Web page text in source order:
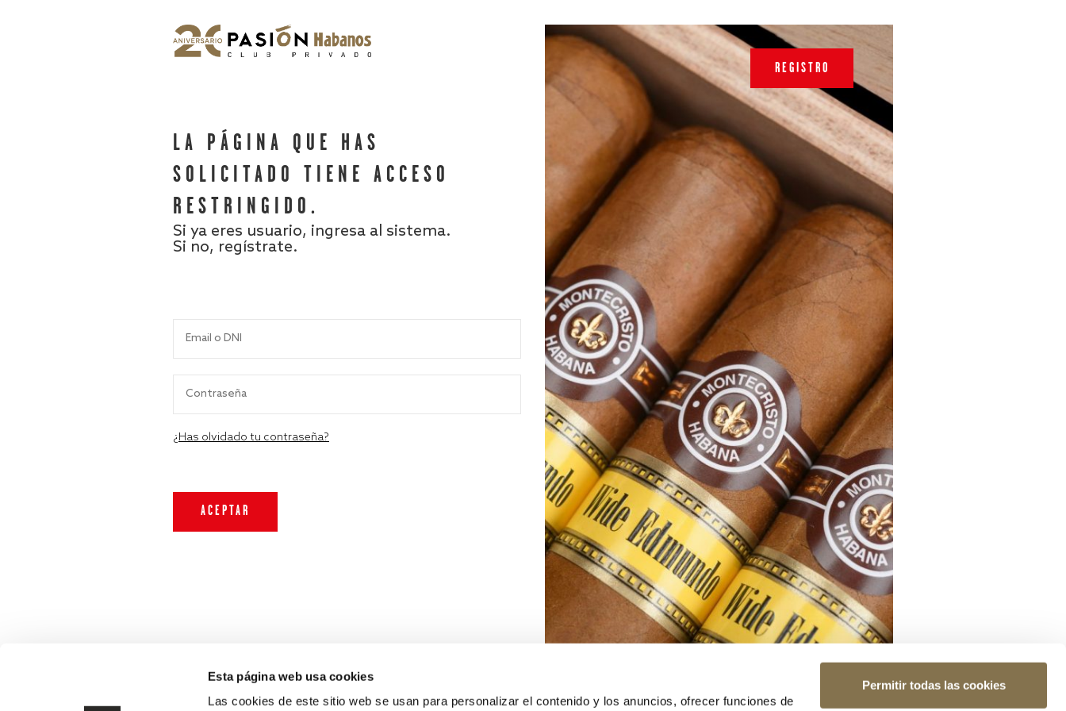
Esta página web usa cookies
Las cookies de este sitio web se usan para personalizar el contenido y los anuncios, ofrecer funciones de
Permitir todas las cookies
LA PÁGINA QUE HAS
SOLICITADO TIENE ACCESO
RESTRINGIDO.
Si ya eres usuario, ingresa al sistema.
Si no, regístrate.
¿Has olvidado tu contraseña?
REGISTRO